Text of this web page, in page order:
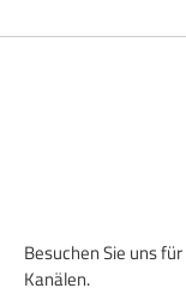
Besuchen Sie uns
Kanälen.